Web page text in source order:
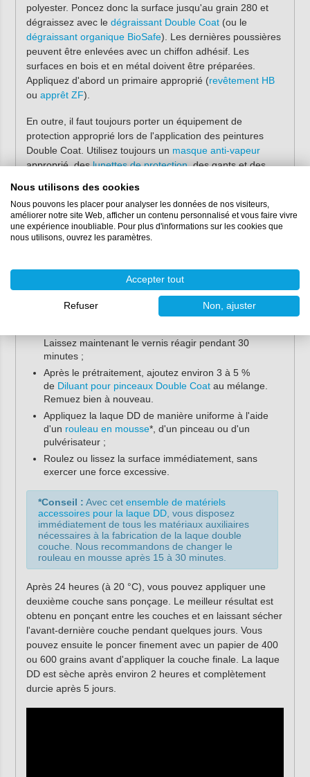
polyester. Poncez donc la surface jusqu'au grain 280 et
dégraissez avec le dégraissant Double Coat(ou le
dégraissant organique BioSafe). Les dernières poussières
peuvent être enlevées avec un chiffon adhésif. Les
surfaces en bois et en métal doivent être préparées.
Appliquez d'abord un primaire approprié (revêtement HB
ou apprêt ZF).
En outre, il faut toujours porter un équipement de
protection approprié lors de l'application des peintures
Double Coat. Utilisez toujours un masque anti-vapeur
approprié, deslunettes de protection, des gants et des
La laque DD s'applique en suivant les étapes suivantes :
Ouvrez et remuez le composant de base et pesez la
quantité souhaitée dans un gobelet de mélange
la pesée ;
Ajoutez ensuite le durcisseur dans le rapport correct
avec la résine (67:33) ;
Mélangez délicatement les deux composants et raclez
Laissez maintenant le vernis réagir pendant 30
minutes ;
Après le prétraitement, ajoutez environ 3 à 5 %
de Diluant pour pinceaux Double Coatau mélange.
Remuez bien à nouveau.
Appliquez la laque DD de manière uniforme à l'aide
d'un rouleau en mousse*, d'un pinceau ou d'un
pulvérisateur ;
Roulez ou lissez la surface immédiatement, sans
exercer une force excessive.
*Conseil : Avec cet ensemble de matériels
accessoires pour la laque DD, vous disposez
immédiatement de tous les matériaux auxiliaires
nécessaires à la fabrication de la laque double
couche. Nous recommandons de changer le
rouleau en mousse après 15 à 30 minutes.
Après 24 heures (à 20 °C), vous pouvez appliquer une
deuxième couche sans ponçage. Le meilleur résultat est
obtenu en ponçant entre les couches et en laissant sécher
l'avant-dernière couche pendant quelques jours. Vous
pouvez ensuite le poncer finement avec un papier de 400
ou 600 grains avant d'appliquer la couche finale. La laque
DD est sèche après environ 2 heures et complètement
durcie après 5 jours.
Nous utilisons des cookies
Nous pouvons les placer pour analyser les données de nos visiteurs,
améliorer notre site Web, afficher un contenu personnalisé et vous faire vivre
une expérience inoubliable. Pour plus d'informations sur les cookies que
nous utilisons, ouvrez les paramètres.
Accepter tout
Refuser Non, ajuster